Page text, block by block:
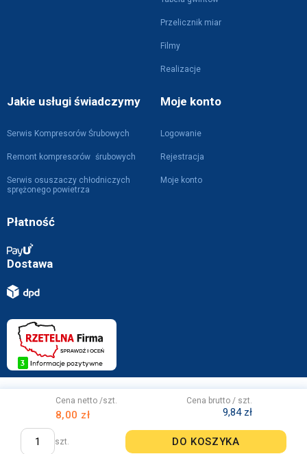
Cena netto /szt.
8,00 zł
Cena brutto / szt.
9,84 zł
szt. DO KOSZYKA
Przelicznik miar
Filmy
Realizacje
Jakie usługi świadczymy
Serwis Kompresorów Śrubowych
Remont kompresorów śrubowych
Serwis osuszaczy chłodniczych
sprężonego powietrza
Moje konto
Logowanie
Rejestracja
Moje konto
Płatność
Dostawa
Projekt i wykonanie z przez WebVIST